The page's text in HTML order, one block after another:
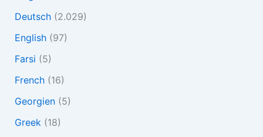
Deutsch(2.029)
English(97)
Farsi (5)
French(16)
Georgien(5)
Greek(18)